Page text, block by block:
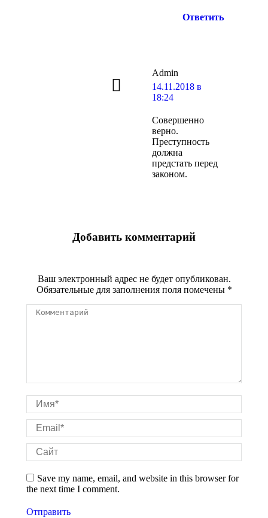
Ответить
Admin
говорит:
14.11.2018 в
18:24
Совершенно
верно.
Преступность
должна
предстать перед
законом.
Добавить комментарий
Ваш электронный адрес не будет опубликован.
Обязательные для заполнения поля помечены *
Комментарий
Имя *
Email *
Сайт
Save my name, email, and website in this browser for
the next time I comment.
Отправить